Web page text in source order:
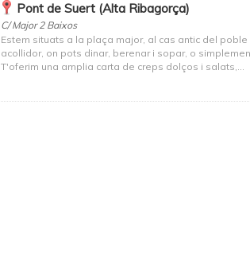
Pont de Suert (Alta Ribagorça)
C/ Major 2 Baixos
Estem situats a la plaça major, al cas antic del poble
acollidor, on pots dinar, berenar i sopar, o
T'oferim una amplia carta de creps dolços i salats,...